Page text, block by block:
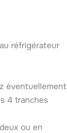
réfrigérateur
éventuellement
4 tranches
ou en